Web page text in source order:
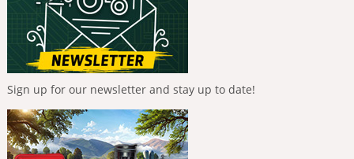
Sign up for our newsletter and stay up to date!